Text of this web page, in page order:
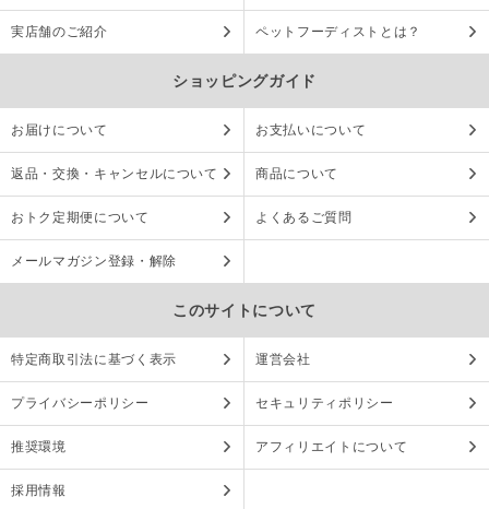
実店舗のご紹介 ペットフーディストとは？
ショッピングガイド
お届けについて お支払いについて
返品・交換・キャンセルについて 商品について
おトク定期便について よくあるご質問
メールマガジン登録・解除
このサイトについて
特定商取引法に基づく表示 運営会社
プライバシーポリシー セキュリティポリシー
推奨環境 アフィリエイトについて
採用情報